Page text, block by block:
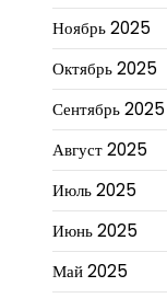
Ноябрь 2025
Октябрь 2025
Сентябрь 2025
Август 2025
Июль 2025
Июнь 2025
Май 2025